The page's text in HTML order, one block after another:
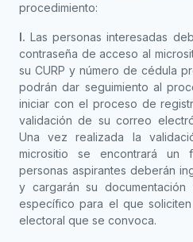
procedimiento:
I. Las personas interesadas
contraseña de acceso al
su CURP y número de cédula
podrán dar seguimiento al
iniciar con el proceso de
validación de su correo
Una vez realizada la
micrositio se encontrará un
personas aspirantes deberán
y cargarán su
específico para el que
electoral que se convoca.